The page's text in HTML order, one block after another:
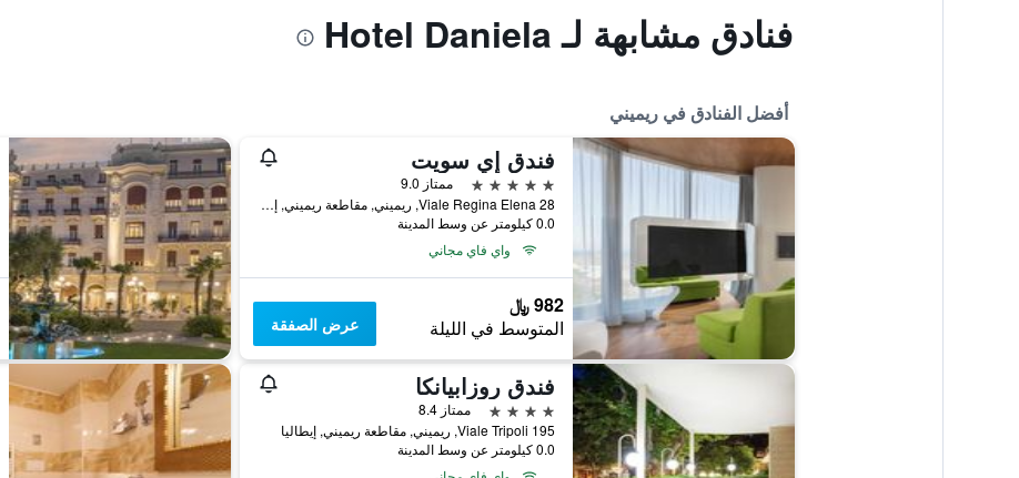
فنادق مشابهة لـ Hotel Daniela
أفضل الفنادق في ريميني
فندق إي سويت
5 نجوم
ممتاز 9.0
Viale Regina Elena 28, ريميني, مقاطعة ريميني, إيطاليا
0.0 كيلومتر عن وسط المدينة
واي فاي مجاني
982 ﷼
المتوسط في الليلة عرض الصفقة
فندق روزابيانكا
4 نجوم
ممتاز 8.4
Viale Tripoli 195, ريميني, مقاطعة ريميني, إيطاليا
0.0 كيلومتر عن وسط المدينة